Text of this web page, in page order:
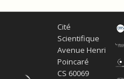
Cité
Scientifique
Avenue Henri
Poincaré
CS 60069